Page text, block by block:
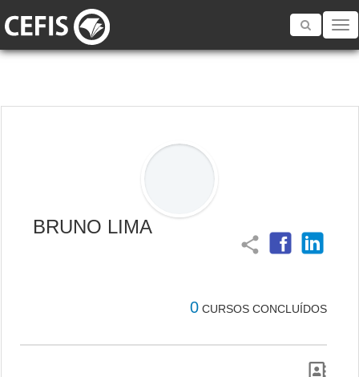
Toggle
BRUNO LIMA
share
0 CURSOS CONCLUÍDOS